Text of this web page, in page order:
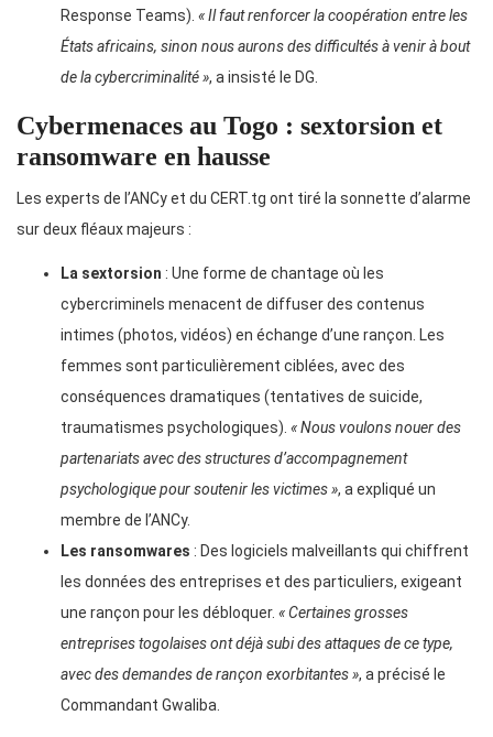
Response Teams). « Il faut renforcer la coopération entre les
États africains, sinon nous aurons des difficultés à venir à bout
de la cybercriminalité », a insisté le DG.
Cybermenaces au Togo : sextorsion et
ransomware en hausse
Les experts de l’ANCy et du CERT.tg ont tiré la sonnette d’alarme
sur deux fléaux majeurs :
La sextorsion : Une forme de chantage où les
cybercriminels menacent de diffuser des contenus
intimes (photos, vidéos) en échange d’une rançon. Les
femmes sont particulièrement ciblées, avec des
conséquences dramatiques (tentatives de suicide,
traumatismes psychologiques). « Nous voulons nouer des
partenariats avec des structures d’accompagnement
psychologique pour soutenir les victimes », a expliqué un
membre de l’ANCy.
Les ransomwares : Des logiciels malveillants qui chiffrent
les données des entreprises et des particuliers, exigeant
une rançon pour les débloquer. « Certaines grosses
entreprises togolaises ont déjà subi des attaques de ce type,
avec des demandes de rançon exorbitantes », a précisé le
Commandant Gwaliba.